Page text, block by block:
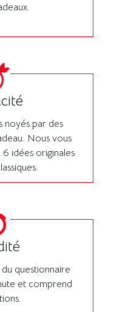
noyés par des
Nous vous
idées originales
questionnaire
et comprend